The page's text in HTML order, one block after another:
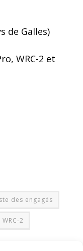
de Galles)
WRC-2 et
des engagés
WRC-2